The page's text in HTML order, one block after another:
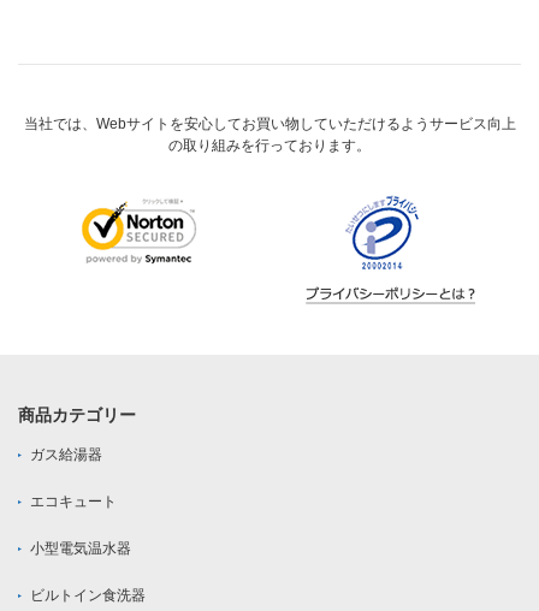
当社では、Webサイトを安心してお買い物していただけるようサービス向上
の取り組みを行っております。
商品カテゴリー
ガス給湯器
エコキュート
小型電気温水器
ビルトイン食洗器